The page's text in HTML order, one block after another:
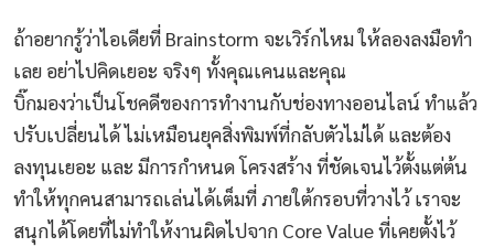
ถ้าอยากรู้ว่าไอเดียที่ Brainstorm จะเวิร์กไหม ให้ลองลงมือทำ
เลย อย่าไปคิดเยอะ จริงๆ ทั้งคุณเคนและคุณ
บิ๊กมองว่าเป็นโชคดีของการทำงานกับช่องทางออนไลน์ ทำแล้ว
ปรับเปลี่ยนได้ ไม่เหมือนยุคสิ่งพิมพ์ที่กลับตัวไม่ได้ และต้อง
ลงทุนเยอะ และ มีการกำหนด โครงสร้าง ที่ชัดเจนไว้ตั้งแต่ต้น
ทำให้ทุกคนสามารถเล่นได้เต็มที่ ภายใต้กรอบที่วางไว้ เราจะ
สนุกได้โดยที่ไม่ทำให้งานผิดไปจาก Core Value ที่เคยตั้งไว้